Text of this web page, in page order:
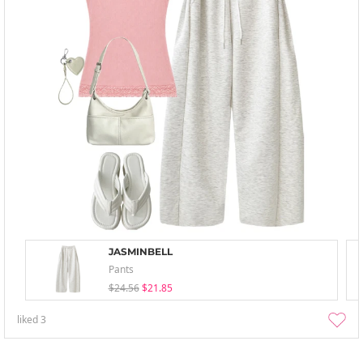
JASMINBELL
Pants
$24.56 $21.85
liked3